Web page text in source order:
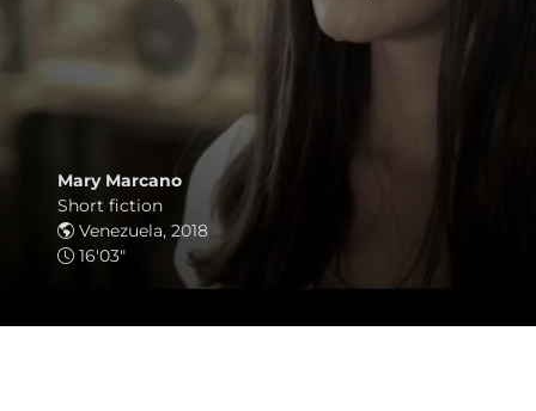
Mary Marcano
Short fiction
Venezuela, 2018
16'03"